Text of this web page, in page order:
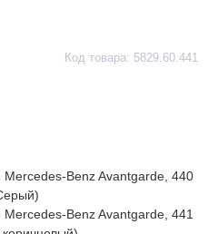
Код товара: 5829.60.441